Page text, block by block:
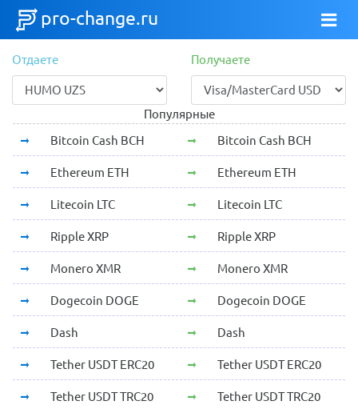
pro-change.ru
Отдаете Получаете
Популярные
Bitcoin Cash BCH
Bitcoin Cash BCH
Ethereum ETH Ethereum ETH
Litecoin LTC Litecoin LTC
Ripple XRP Ripple XRP
Monero XMR Monero XMR
Dogecoin DOGE Dogecoin DOGE
Dash Dash
Tether USDT ERC20 Tether USDT ERC20
Tether USDT TRC20 Tether USDT TRC20